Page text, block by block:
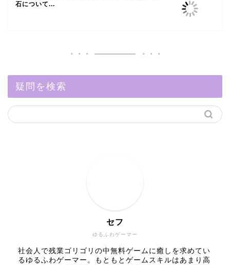
石について...
疑問を検索
ゆるふわゲーマー
セフ
社会人で残業ゴリゴリの中無料ゲームに癒しを求めてい
るゆるふわゲーマー。もともとゲームスキルはあまり高